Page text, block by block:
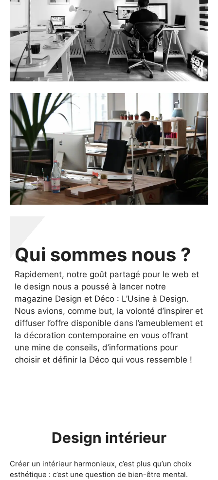
Qui sommes nous ?
Rapidement, notre goût partagé pour le web et
le design nous a poussé à lancer notre
magazine Design et Déco : L’Usine à Design.
Nous avions, comme but, la volonté d’inspirer et
diffuser l’offre disponible dans l’ameublement et
la décoration contemporaine en vous offrant
une mine de conseils, d’informations pour
choisir et définir la Déco qui vous ressemble !
Design intérieur
Créer un intérieur harmonieux, c’est plus qu’un choix
esthétique : c’est une question de bien-être mental.